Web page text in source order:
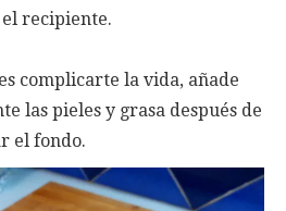
el recipiente.
complicarte la vida, añade
las pieles y grasa después de
el fondo.